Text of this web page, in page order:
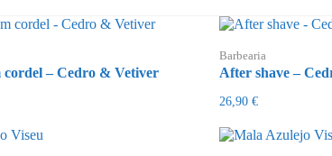
cordel – Cedro & Vetiver
Barbearia
After shave –
26,90 €